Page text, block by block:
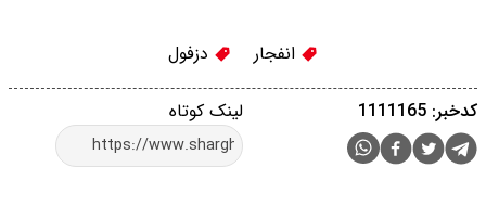
انفجار دزفول
لینک کوتاه کدخبر: 1111165